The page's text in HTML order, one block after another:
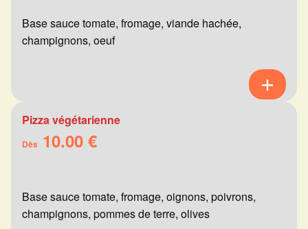
Base sauce tomate, fromage, viande hachée,
champignons, oeuf
Pizza végétarienne
Dès 10.00 €
Base sauce tomate, fromage, oignons, poivrons,
champignons, pommes de terre, olives